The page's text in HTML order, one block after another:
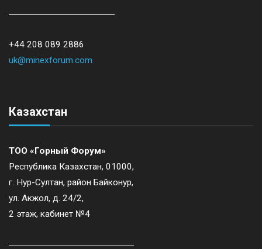
+44 208 089 2886
uk@minexforum.com
Казахстан
ТОО «Горный Форум»
Республика Казахстан, 01000,
г. Нур-Султан, район Байконур,
ул. Акжол, д. 24/2,
2 этаж, кабинет №4